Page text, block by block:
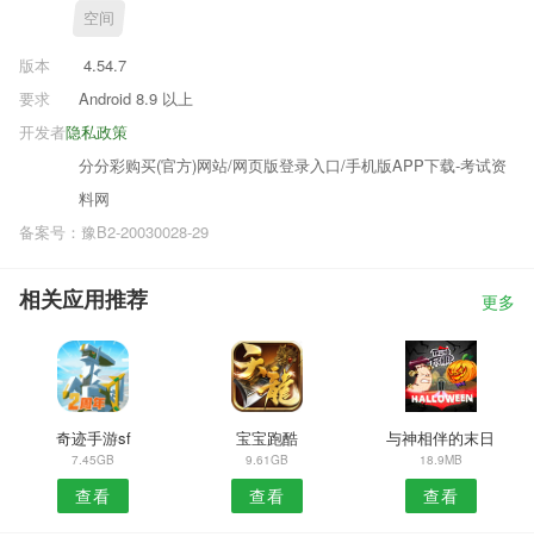
空间
版本
4.54.7
要求
Android 8.9 以上
隐私政策
开发者
分分彩购买(官方)网站/网页版登录入口/手机版APP下载-考试资
料网
备案号：豫B2-20030028-29
相关应用推荐 更多
奇迹手游sf
7.45GB
查看
宝宝跑酷
9.61GB
查看
与神相伴的末日
18.9MB
查看